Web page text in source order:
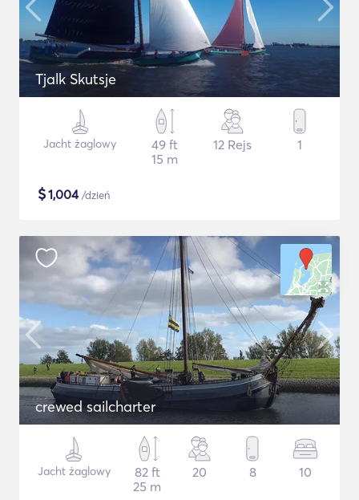
Tjalk Skutsje
Jacht żaglowy
49 ft
15 m
12 Rejs 1
$1,004/dzień
crewed sailcharter
Jacht żaglowy
82 ft
25 m
20 8 10